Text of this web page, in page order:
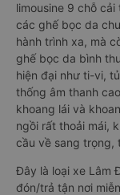
limousine 9 chỗ
các ghế bọc da
hành trình xa, mà
ghế bọc da bình
hiện đại như ti-vi,
thống âm thanh
khoang lái và
ngồi rất thoải mái,
cầu về sang trọng,
Đây là loại xe Lâm
đón/trả tận nơi